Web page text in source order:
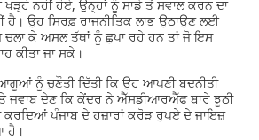
ਨਹੀਂ ਹੋਏ, ਉਨ੍ਹਾਂ ਨੂੰ ਸਾਡੇ ਤੋਂ ਸਵਾਲ ਕਰਨ ਦਾ
ਹੈ। ਉਹ ਸਿਰਫ਼ ਰਾਜਨੀਤਿਕ ਲਾਭ ਉਠਾਉਣ ਲਈ
ਚਲਾ ਕੇ ਅਸਲ ਤੱਥਾਂ ਨੂੰ ਛੁਪਾ ਰਹੇ ਹਨ ਤਾਂ ਜੋ ਇਸ
ਕੀਤਾ ਜਾ ਸਕੇ।
ਆਗੂਆਂ ਨੂੰ ਚੁਣੌਤੀ ਦਿੱਤੀ ਕਿ ਉਹ ਆਪਣੀ ਬਦਨੀਤੀ
ਜਵਾਬ ਦੇਣ ਕਿ ਕੇਂਦਰ ਨੇ ਐੱਸਡੀਆਰਐੱਫ ਬਾਰੇ ਝੂਠੀ
ਕਰਦਿਆਂ ਪੰਜਾਬ ਦੇ ਹਜ਼ਾਰਾਂ ਕਰੋੜ ਰੁਪਏ ਦੇ ਜਾਇਜ਼
ਹੈ।